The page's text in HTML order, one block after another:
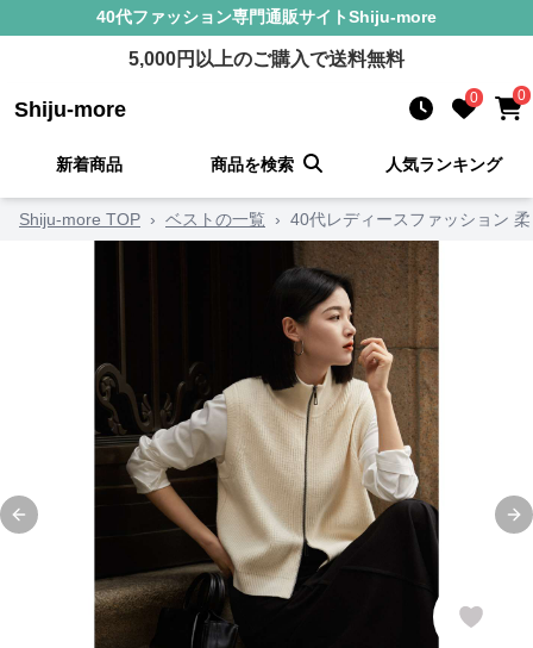
40代ファッション専門通販サイトShiju-more
5,000円以上のご購入で送料無料
Shiju-more 0 0
新着商品 商品を検索 人気ランキング
Shiju-more TOP › ベストの一覧 › 40代レディースファッション
Previous slide